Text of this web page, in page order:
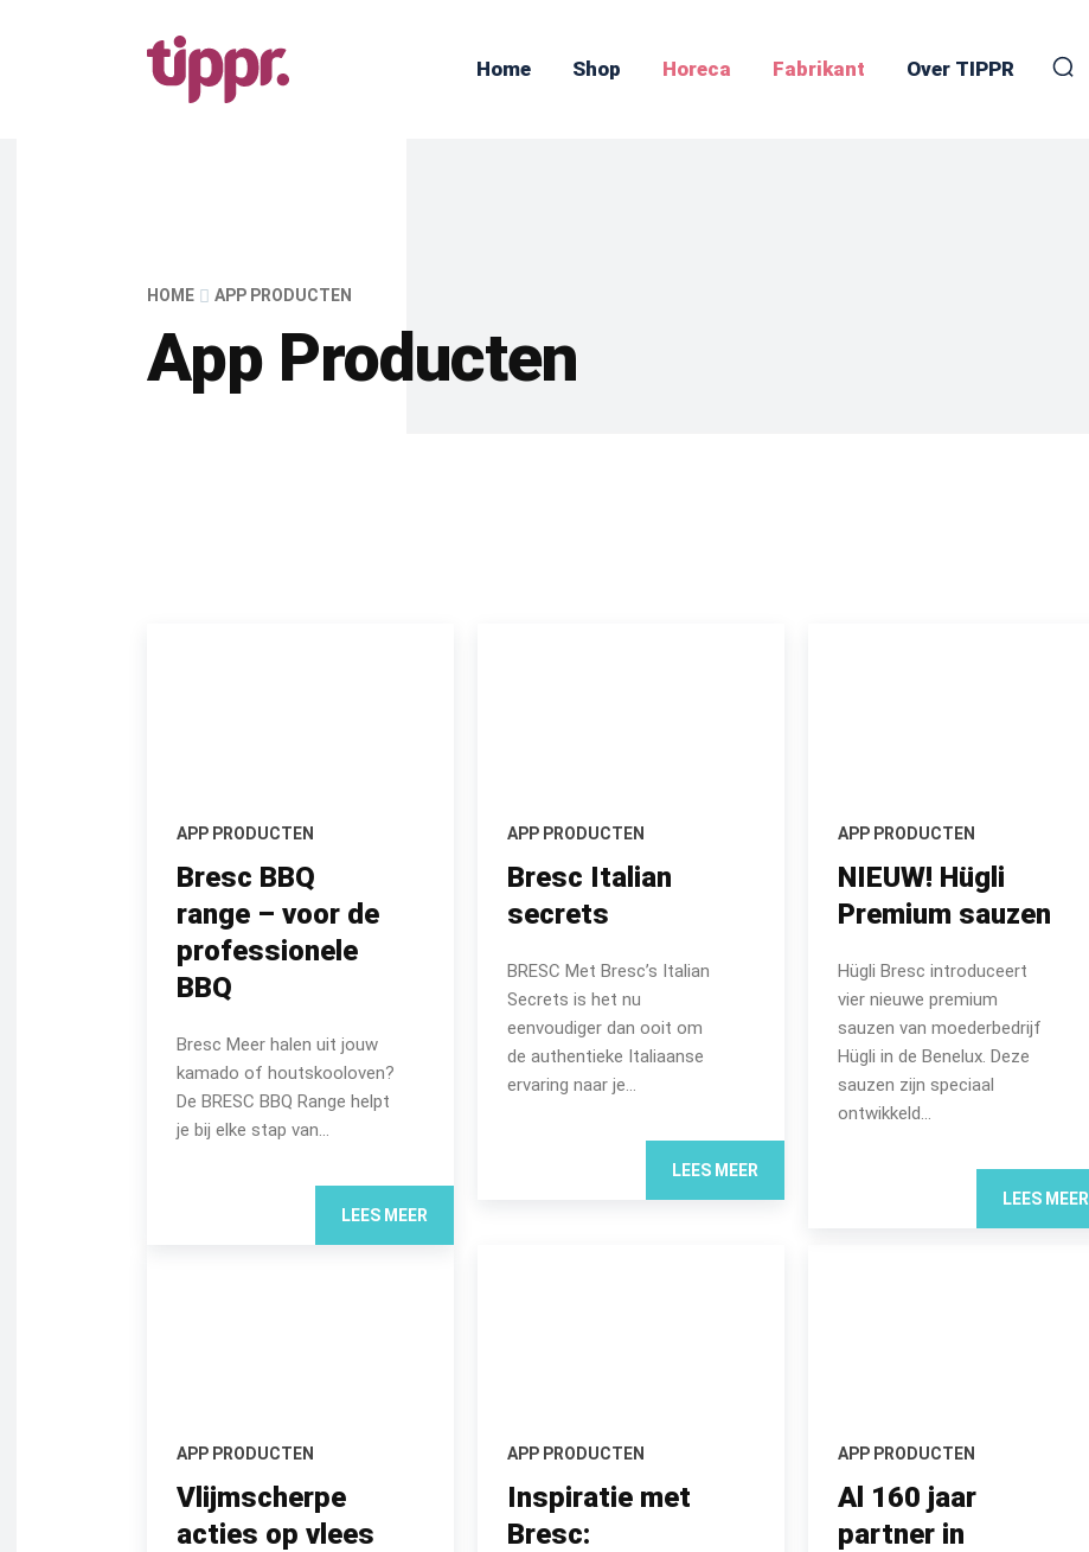
Home Shop Horeca Fabrikant Over TIPPR
HOME APP PRODUCTEN
App Producten
APP PRODUCTEN
Bresc BBQ
range – voor de
professionele
BBQ
Bresc Meer halen uit jouw
kamado of houtskooloven?
De BRESC BBQ Range helpt
je bij elke stap van...
LEES MEER
APP PRODUCTEN
Bresc Italian
secrets
BRESC Met Bresc’s Italian
Secrets is het nu
eenvoudiger dan ooit om
de authentieke Italiaanse
ervaring naar je...
LEES MEER
APP PRODUCTEN
NIEUW! Hügli
Premium sauzen
Hügli Bresc introduceert
vier nieuwe premium
sauzen van moederbedrijf
Hügli in de Benelux. Deze
sauzen zijn speciaal
ontwikkeld...
LEES MEER
APP PRODUCTEN
Vlijmscherpe
acties op vlees
APP PRODUCTEN
Inspiratie met
Bresc:
APP PRODUCTEN
Al 160 jaar
partner in